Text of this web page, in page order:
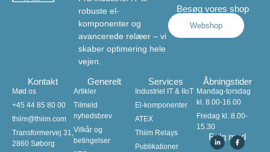
robuste el-
komponenter og
avancerede relæer – vi
skaber optimering hele
vejen.
Besøg vores shop
Webshop
Kontakt
Mød os
+45 44 85 80 00
thiim@thiim.com
Transformervej 31,
2860 Søborg
Generelt
Artikler
Tilmeld
nyhedsbrev
Vilkår og
betingelser
Services
Industriel IT & IIoT
El-komponenter
ATEX
Thiim Relays​
Publikationer
Åbningstider
Mandag-torsdag
kl. 8.00-16.00
Fredag kl. 8.00-
15.30
Følg med